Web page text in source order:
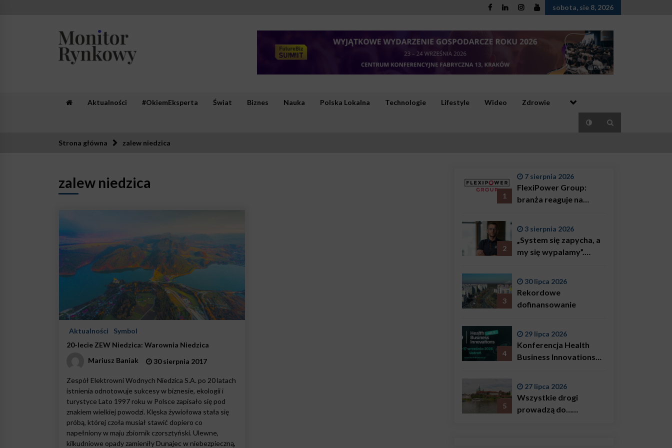
sobota, sie 8, 2026
Aktualności #OkiemEksperta Świat Biznes Nauka Polska Lokalna Technologie Lifestyle Wideo Zdrowie
Strona główna zalew niedzica
zalew niedzica
Aktualności
Symbol
20-lecie ZEW Niedzica: Warownia Niedzica
Mariusz Baniak
30 sierpnia 2017
Zespół Elektrowni Wodnych Niedzica S.A. po 20 latach
istnienia odnotowuje sukcesy w biznesie, ekologii i
turystyce Lato 1997 roku w Polsce zapisało się pod
znakiem wielkiej powodzi. Klęska żywiołowa stała się
próbą, której czoła musiał stawić dopiero co
napełniony w maju zbiornik czorsztyński. Ulewne,
kilkudniowe opady zamieniły Dunajec w niebezpieczną,
1
7 sierpnia 2026
FlexiPower Group:
branża reaguje na
2
3 sierpnia 2026
„System się zapycha, a
my się wypalamy”.
Bączkowski, mówi
wprost: problemem są
3
30 lipca 2026
Rekordowe
dofinansowanie
4
29 lipca 2026
Konferencja Health
Business Innovations
5
27 lipca 2026
Wszystkie drogi
prowadzą do…